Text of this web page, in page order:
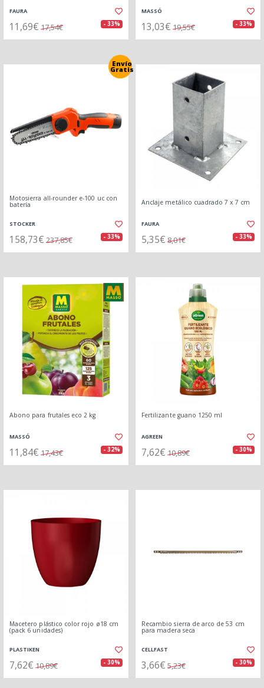
FAURA
11,69€ 17,54€ - 33%
MASSÓ
13,03€ 19,55€ - 33%
Envío
Gratis
Motosierra all-rounder e-100 uc con
batería
STOCKER
158,73€ 237,85€ - 33%
Anclaje metálico cuadrado 7 x 7 cm
FAURA
5,35€ 8,01€ - 33%
Abono para frutales eco 2 kg
MASSÓ
11,84€ 17,43€ - 32%
Fertilizante guano 1250 ml
AGREEN
7,62€ 10,89€ - 30%
Macetero plástico color rojo ø18 cm
(pack 6 unidades)
PLASTIKEN
7,62€ 10,89€ - 30%
Recambio sierra de arco de 53 cm
para madera seca
CELLFAST
3,66€ 5,23€ - 30%